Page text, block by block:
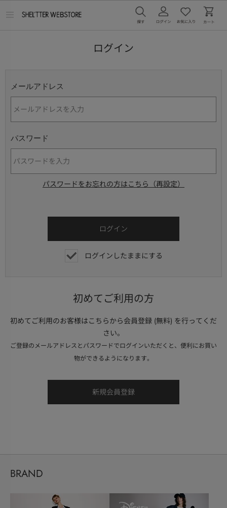
ログイン
メールアドレス
パスワード
パスワードをお忘れの方はこちら（再設定）
ログインしたままにする
初めてご利用の方
初めてご利用のお客様はこちらから会員登録 (無料) を行ってくだ
さい。
ご登録のメールアドレスとパスワードでログインいただくと、便利にお買い
物ができるようになります。
BRAND